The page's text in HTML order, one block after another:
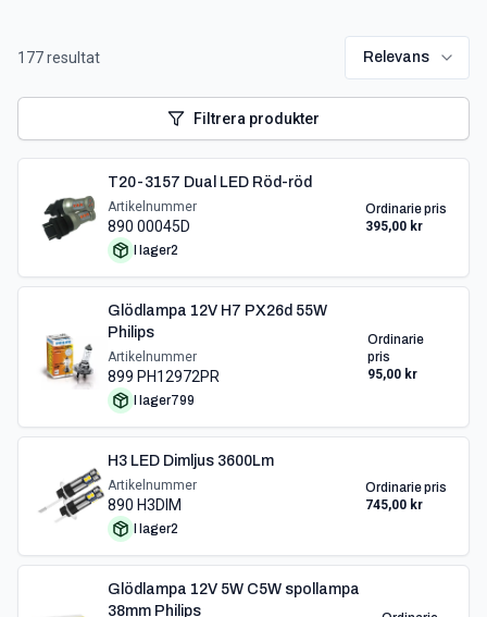
177resultat Relevans
Filtrera produkter
T20-3157 Dual LED Röd-röd
Artikelnummer
890 00045D
I lager2
Ordinarie pris
395,00 kr
Glödlampa 12V H7 PX26d 55W
Philips
Artikelnummer
899 PH12972PR
I lager799
Ordinarie
pris
95,00 kr
H3 LED Dimljus 3600Lm
Artikelnummer
890 H3DIM
I lager2
Ordinarie pris
745,00 kr
Glödlampa 12V 5W C5W spollampa
38mm Philips